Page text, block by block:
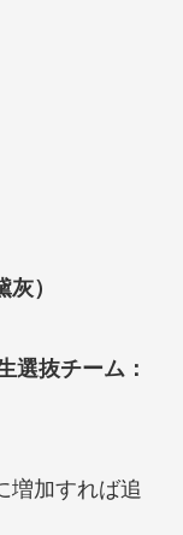
）
選抜チーム：
増加すれば追